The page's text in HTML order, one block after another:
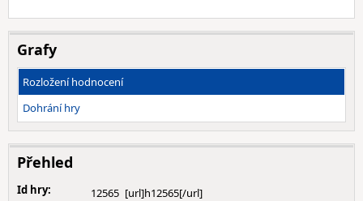
Grafy
Rozložení hodnocení
Dohrání hry
Přehled
Id hry:
12565